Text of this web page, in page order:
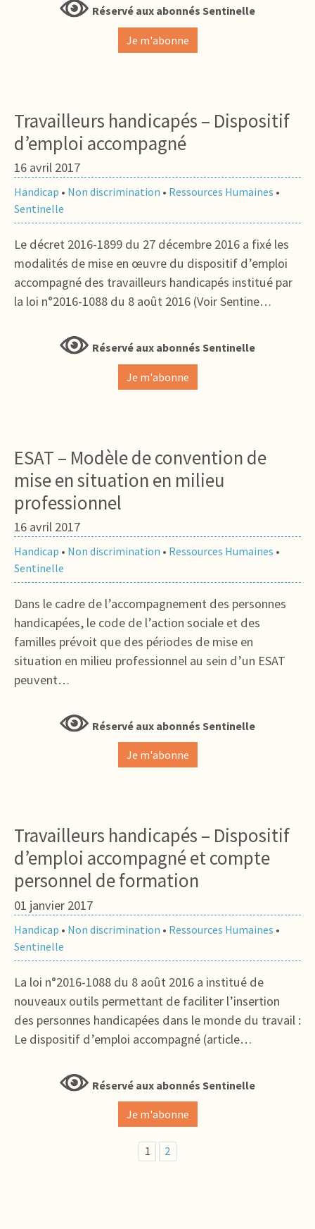
Réservé aux abonnés Sentinelle
Je m'abonne
Travailleurs handicapés – Dispositif
d’emploi accompagné
16 avril 2017
Handicap • Non discrimination • Ressources Humaines •
Sentinelle
Le décret 2016-1899 du 27 décembre 2016 a fixé les
modalités de mise en œuvre du dispositif d’emploi
accompagné des travailleurs handicapés institué par
la loi n°2016-1088 du 8 août 2016 (Voir Sentine…
Réservé aux abonnés Sentinelle
Je m'abonne
ESAT – Modèle de convention de
mise en situation en milieu
professionnel
16 avril 2017
Handicap • Non discrimination • Ressources Humaines •
Sentinelle
Dans le cadre de l’accompagnement des personnes
handicapées, le code de l’action sociale et des
familles prévoit que des périodes de mise en
situation en milieu professionnel au sein d’un ESAT
peuvent…
Réservé aux abonnés Sentinelle
Je m'abonne
Travailleurs handicapés – Dispositif
d’emploi accompagné et compte
personnel de formation
01 janvier 2017
Handicap • Non discrimination • Ressources Humaines •
Sentinelle
La loi n°2016-1088 du 8 août 2016 a institué de
nouveaux outils permettant de faciliter l’insertion
des personnes handicapées dans le monde du travail :
Le dispositif d’emploi accompagné (article…
Réservé aux abonnés Sentinelle
Je m'abonne
1 2